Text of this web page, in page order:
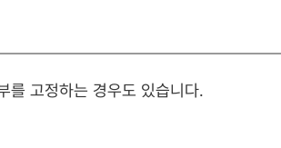
를 고정하는 경우도 있습니다.